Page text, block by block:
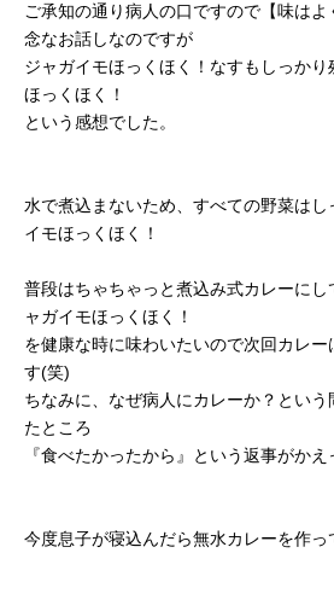
ご承知の通り病人の口ですので【味は
念なお話しなのですが
ジャガイモほっくほく！なすもしっか
ほっくほく！
という感想でした。
水で煮込まないため、すべての野菜は
イモほっくほく！
普段はちゃちゃっと煮込み式カレーに
ャガイモほっくほく！
を健康な時に味わいたいので次回カレー
す(笑)
ちなみに、なぜ病人にカレーか？という
たところ
『食べたかったから』という返事がかえ
今度息子が寝込んだら無水カレーを作っ